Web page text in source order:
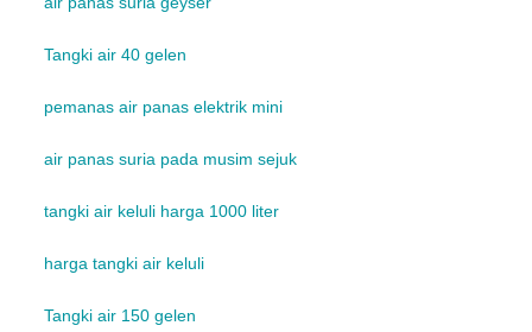
Tangki air 40 gelen
pemanas air panas elektrik mini
air panas suria pada musim sejuk
tangki air keluli harga 1000 liter
harga tangki air keluli
Tangki air 150 gelen